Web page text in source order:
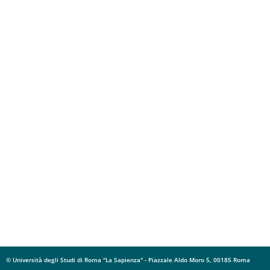
© Università degli Studi di Roma "La Sapienza" - Piazzale Aldo Moro 5, 00185 Roma